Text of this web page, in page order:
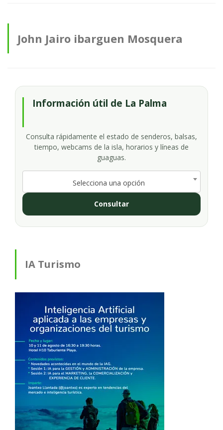
John Jairo ibarguen Mosquera
Información útil de La Palma
Consulta rápidamente el estado de senderos, balsas,
tiempo, webcams de la isla, horarios y líneas de
guaguas.
Selecciona una opción
Consultar
IA Turismo